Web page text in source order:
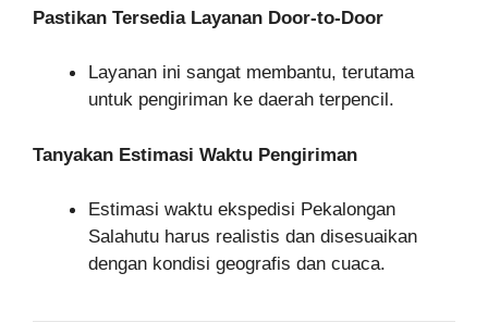
Pastikan Tersedia Layanan Door-to-Door
Layanan ini sangat membantu, terutama
untuk pengiriman ke daerah terpencil.
Tanyakan Estimasi Waktu Pengiriman
Estimasi waktu ekspedisi Pekalongan
Salahutu harus realistis dan disesuaikan
dengan kondisi geografis dan cuaca.